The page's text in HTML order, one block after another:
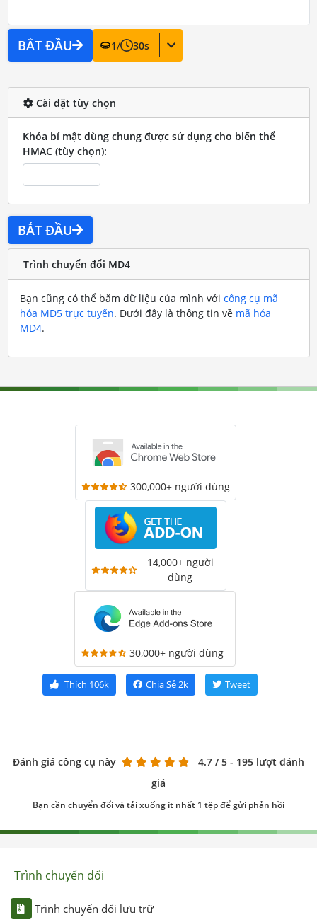
BẮT ĐẦU 1/ 30s
Cài đặt tùy chọn
Khóa bí mật dùng chung được sử dụng cho biến thể
HMAC (tùy chọn):
BẮT ĐẦU
Trình chuyển đổi MD4
Bạn cũng có thể băm dữ liệu của mình với công cụ mã
hóa MD5 trực tuyến. Dưới đây là thông tin về mã hóa
MD4.
300,000+ người dùng
14,000+ người
dùng
30,000+ người dùng
Thích 106k Chia Sẻ2k Tweet
Đánh giá công cụ này 4.7 / 5 - 195 lượt đánh
giá
Bạn cần chuyển đổi và tải xuống ít nhất 1 tệp để gửi phản hồi
Trình chuyển đổi
Trình chuyển đổi lưu trữ